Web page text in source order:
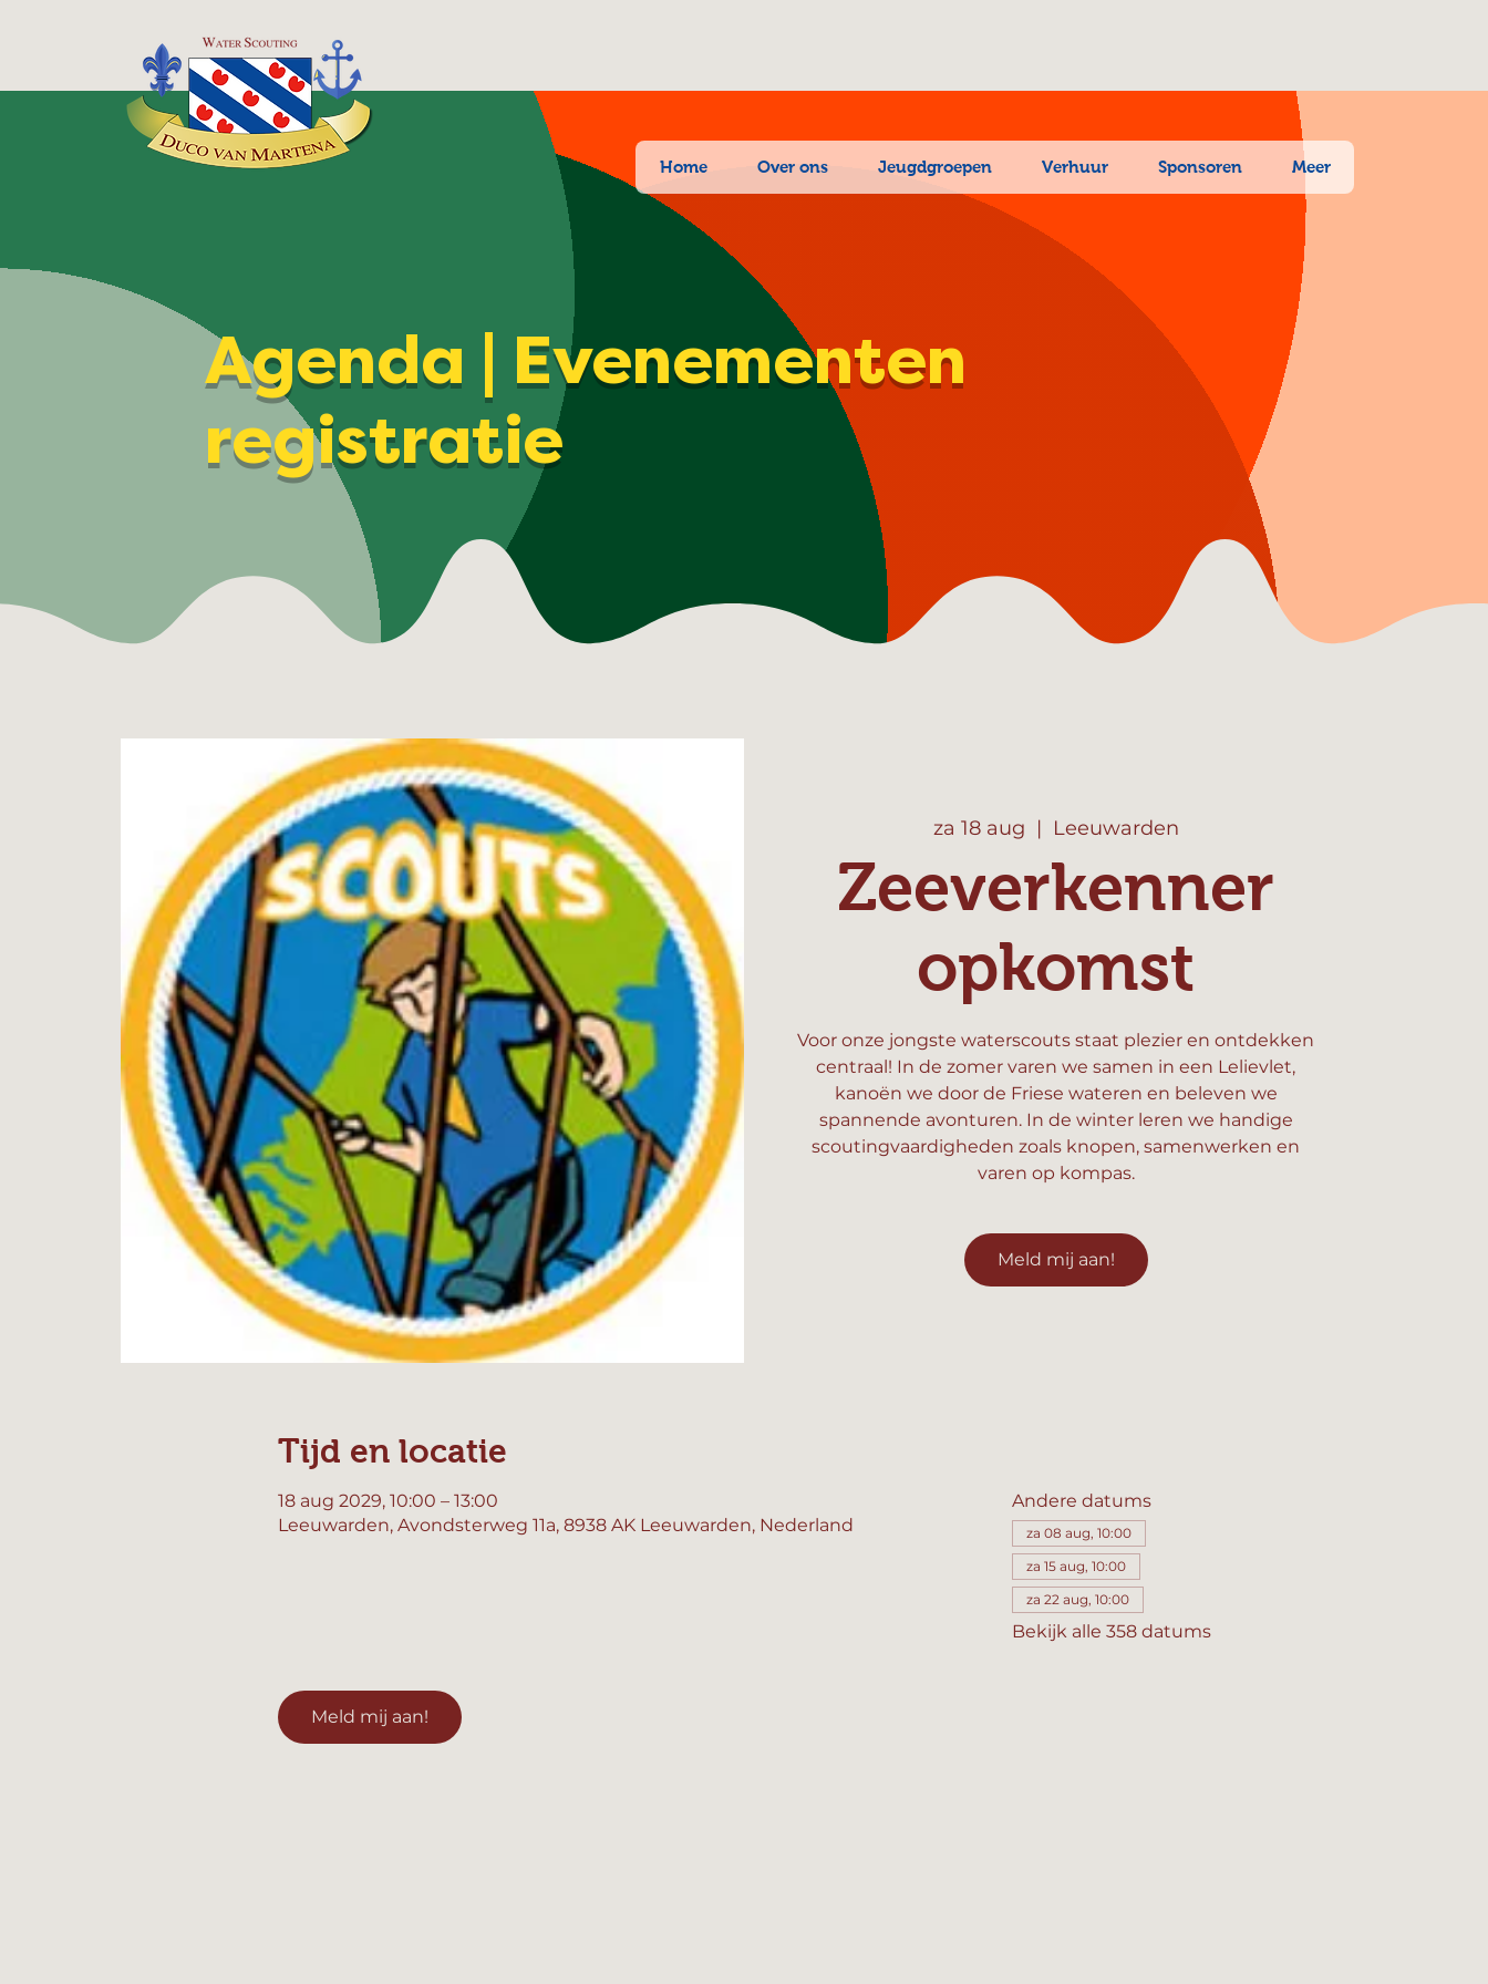
Home Over ons Jeugdgroepen Verhuur Sponsoren Meer
Agenda | Evenementen
registratie
za 18 aug
  |
Leeuwarden
Zeeverkenner
opkomst
Voor onze jongste waterscouts staat plezier en ontdekken
centraal! In de zomer varen we samen in een Lelievlet,
kanoën we door de Friese wateren en beleven we
spannende avonturen. In de winter leren we handige
scoutingvaardigheden zoals knopen, samenwerken en
varen op kompas.
Meld mij aan!
Tijd en locatie
18 aug 2029, 10:00 – 13:00
Leeuwarden, Avondsterweg 11a, 8938 AK Leeuwarden, Nederland
Andere datums
za 08 aug, 10:00
za 15 aug, 10:00
za 22 aug, 10:00
Bekijk alle 358 datums
Meld mij aan!